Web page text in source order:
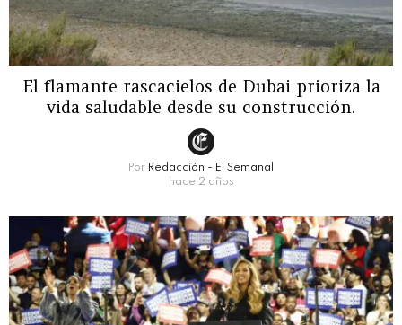
El flamante rascacielos de Dubai prioriza la
vida saludable desde su construcción.
Por Redacción - El Semanal
hace 2 años